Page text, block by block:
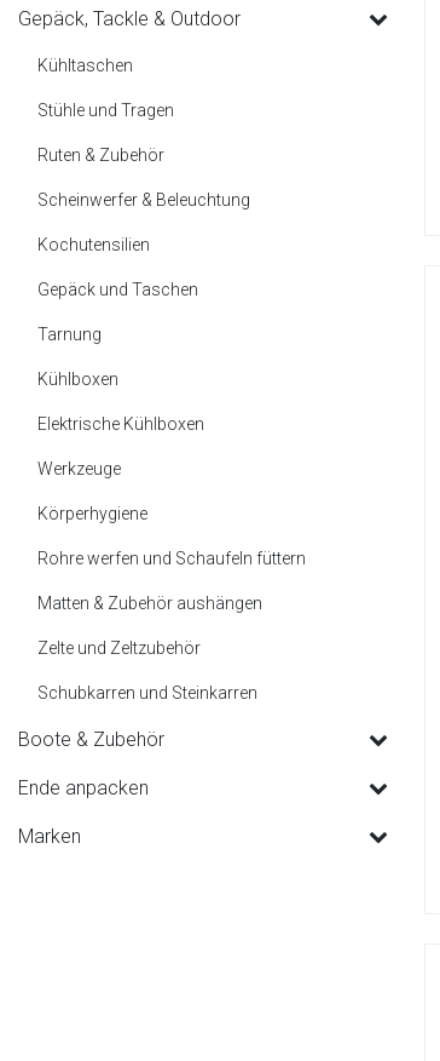
Gepäck, Tackle & Outdoor
Kühltaschen
Stühle und Tragen
Ruten & Zubehör
Scheinwerfer & Beleuchtung
Kochutensilien
Gepäck und Taschen
Tarnung
Kühlboxen
Elektrische Kühlboxen
Werkzeuge
Körperhygiene
Rohre werfen und Schaufeln füttern
Matten & Zubehör aushängen
Zelte und Zeltzubehör
Schubkarren und Steinkarren
Boote & Zubehör
Ende anpacken
Marken